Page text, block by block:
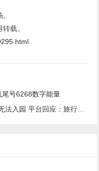
载。
号6268数字能量
平台回应：旅行社操作失误